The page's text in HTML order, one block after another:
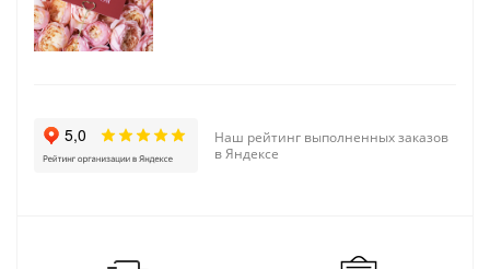
Наш рейтинг выполненных заказов
в Яндексе